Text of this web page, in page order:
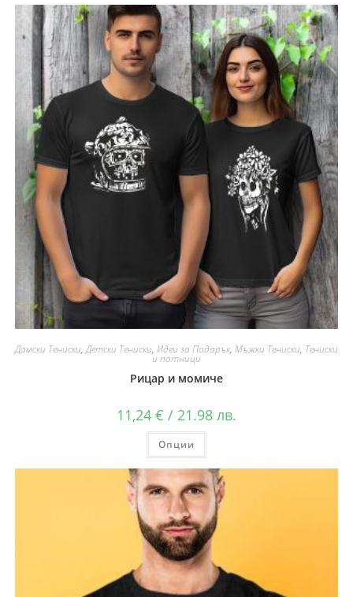
Дамски Тениски, Детски Тениски, Идеи за Подарък, Мъжки Тениски, Тениски
и потници
Рицар и момиче
11,24 € / 21.98 лв.
Опции